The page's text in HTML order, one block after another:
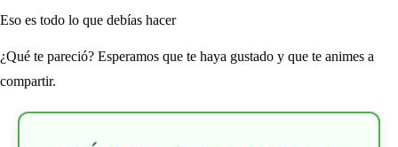
Eso es todo lo que debías hacer
¿Qué te pareció? Esperamos que te haya gustado y que te animes a
compartir.